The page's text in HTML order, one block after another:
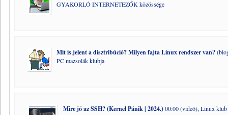
GYAKORLÓ INTERNETEZŐK közössége
Mit is jelent a disztribúció? Milyen fajta Linux rendszer van?
PC mazsolák klubja
Mire jó az SSH? (Kernel Pánik | 2024.)00:00 (videó), Linux klub